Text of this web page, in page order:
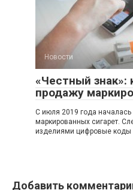
Новости
«Честный знак»:
продажу
С июля 2019 года
маркированных сигарет.
изделиями цифровые коды
Добавить